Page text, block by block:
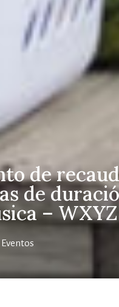
de
de
– WXYZ
Eventos